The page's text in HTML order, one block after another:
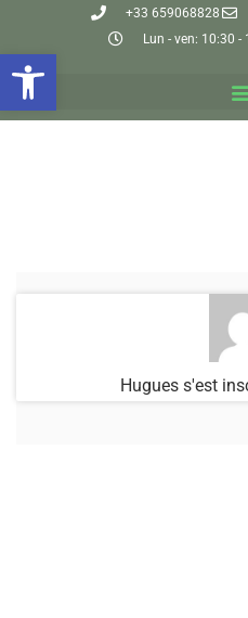
Ouvrir la barre
+33 659068828
Lun - ven: 10:30
Huguess'est